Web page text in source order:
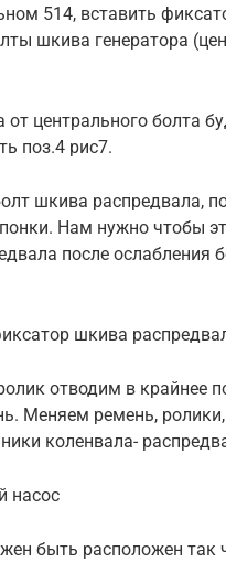
514, вставить
шкива генератора
от центрального болта
поз.4 рис7.
шкива распредвала,
Нам нужно чтобы
после ослабления
шкива
отводим в крайнее
Меняем ремень,
коленвала-
насос
быть расположен так